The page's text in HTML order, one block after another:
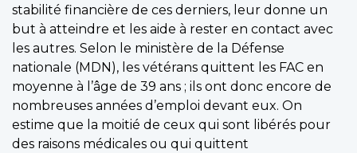
stabilité financière de ces derniers, leur donne un
but à atteindre et les aide à rester en contact avec
les autres. Selon le ministère de la Défense
nationale (MDN), les vétérans quittent les FAC en
moyenne à l’âge de 39 ans ; ils ont donc encore de
nombreuses années d’emploi devant eux. On
estime que la moitié de ceux qui sont libérés pour
des raisons médicales ou qui quittent